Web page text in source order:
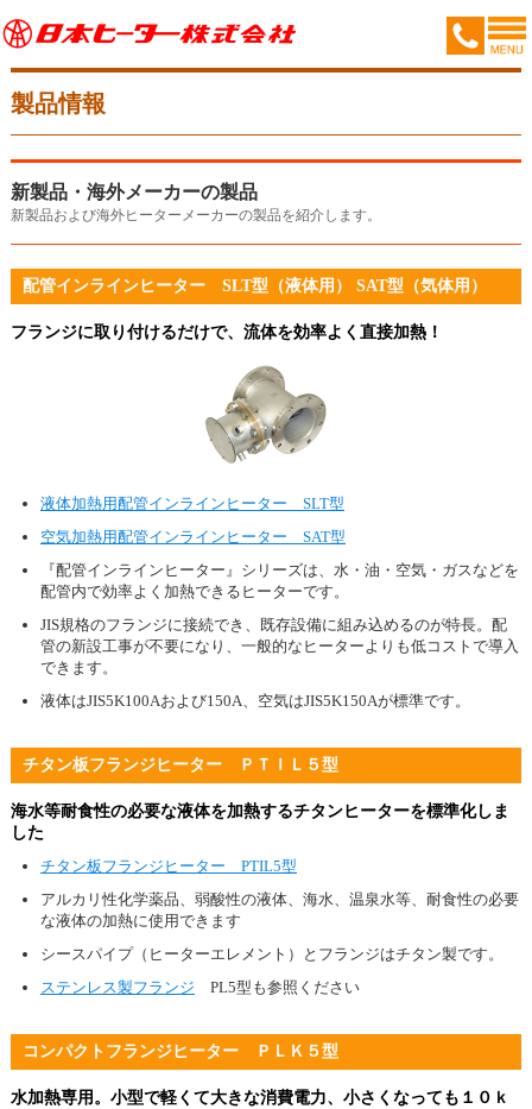
製品情報
新製品・海外メーカーの製品
新製品および海外ヒーターメーカーの製品を紹介します。
配管インラインヒーター SLT型（液体用） SAT型（気体用）
フランジに取り付けるだけで、流体を効率よく直接加熱！
液体加熱用配管インラインヒーター SLT型
空気加熱用配管インラインヒーター SAT型
『配管インラインヒーター』シリーズは、水・油・空気・ガスなどを
配管内で効率よく加熱できるヒーターです。
JIS規格のフランジに接続でき、既存設備に組み込めるのが特長。配
管の新設工事が不要になり、一般的なヒーターよりも低コストで導入
できます。
液体はJIS5K100Aおよび150A、空気はJIS5K150Aが標準です。
チタン板フランジヒーター ＰＴＩＬ５型
海水等耐食性の必要な液体を加熱するチタンヒーターを標準化しま
した
チタン板フランジヒーター PTIL5型
アルカリ性化学薬品、弱酸性の液体、海水、温泉水等、耐食性の必要
な液体の加熱に使用できます
シースパイプ（ヒーターエレメント）とフランジはチタン製です。
ステンレス製フランジ PL5型も参照ください
コンパクトフランジヒーター ＰＬＫ５型
水加熱専用。小型で軽くて大きな消費電力、小さくなっても１０ｋ